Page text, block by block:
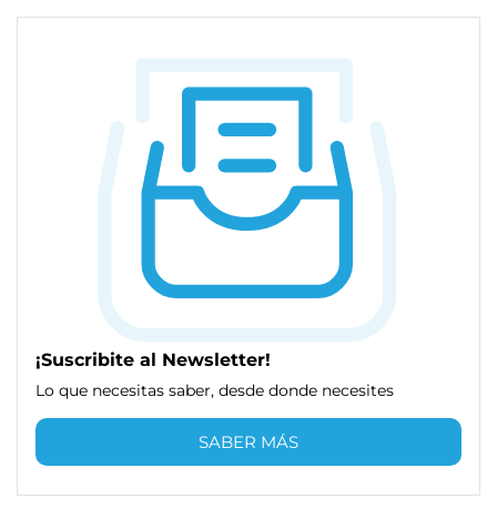
¡Suscribite al Newsletter!
Lo que necesitas saber, desde donde necesites
SABER MÁS